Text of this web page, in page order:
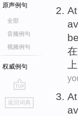
原声例句
全部
音频例句
视频例句
权威例句
go
top
返回词典
At
在
上
At